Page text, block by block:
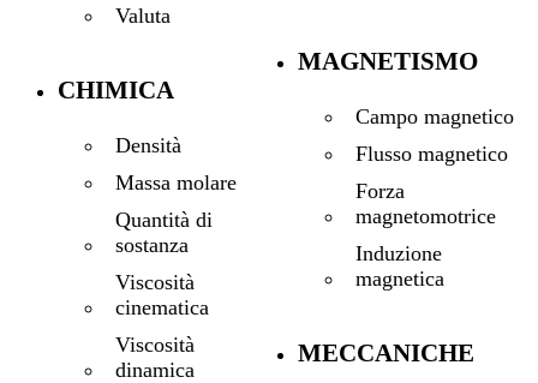
Valuta
CHIMICA
Densità
Massa molare
Quantità di
sostanza
Viscosità
cinematica
Viscosità
dinamica
MAGNETISMO
Campo magnetico
Flusso magnetico
Forza
magnetomotrice
Induzione
magnetica
MECCANICHE